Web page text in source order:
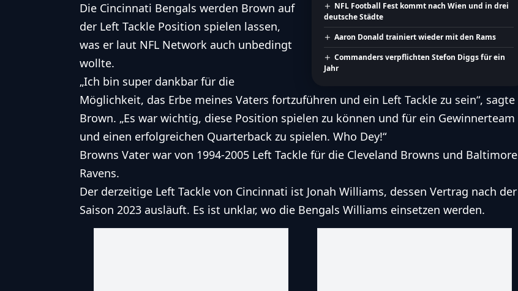
NFL Football Fest kommt nach Wien und in drei
deutsche Städte
Aaron Donald trainiert wieder mit den Rams
Commanders verpflichten Stefon Diggs für ein
Jahr
Die Cincinnati Bengals werden Brown auf
der Left Tackle Position spielen lassen,
was er laut NFL Network auch unbedingt
wollte.
„Ich bin super dankbar für die
Möglichkeit, das Erbe meines Vaters fortzuführen und ein Left Tackle zu sein“, sagte
Brown. „Es war wichtig, diese Position spielen zu können und für ein Gewinnerteam
und einen erfolgreichen Quarterback zu spielen. Who Dey!“
Browns Vater war von 1994-2005 Left Tackle für die Cleveland Browns und Baltimore
Ravens.
Der derzeitige Left Tackle von Cincinnati ist Jonah Williams, dessen Vertrag nach der
Saison 2023 ausläuft. Es ist unklar, wo die Bengals Williams einsetzen werden.